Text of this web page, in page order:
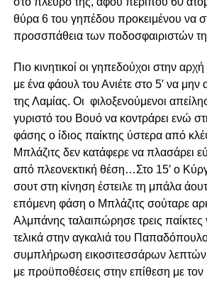
θύρα 6 του γηπέδου προκειμένου να
προσσπάθεια των ποδοσφαιριστών
Πιο κινητικοί οι γηπεδούχοι στην
με ένα φάουλ του Ανιέτε στο 5′ να μην
της Λαμίας. Οι φιλοξενούμενοι
γυριστό του Βουό να κοντράρει ενώ
φάσης ο ίδιος παίκτης ύστερα από
Μπλάζιτς δεν κατάφερε να πλασάρει
από πλεονεκτική θέση…Στο 15′ ο
σουτ στη κίνηση έστειλε τη μπάλα
επόμενη φάση ο Μπλάζιτς σούταρε
Αλμπάνης ταλαιπώρησε τρεις παίκτες
τελικά στην αγκαλιά του
συμπλήρωση εικοσιτεσσάρων
με προϋποθέσεις στην επίθεση με